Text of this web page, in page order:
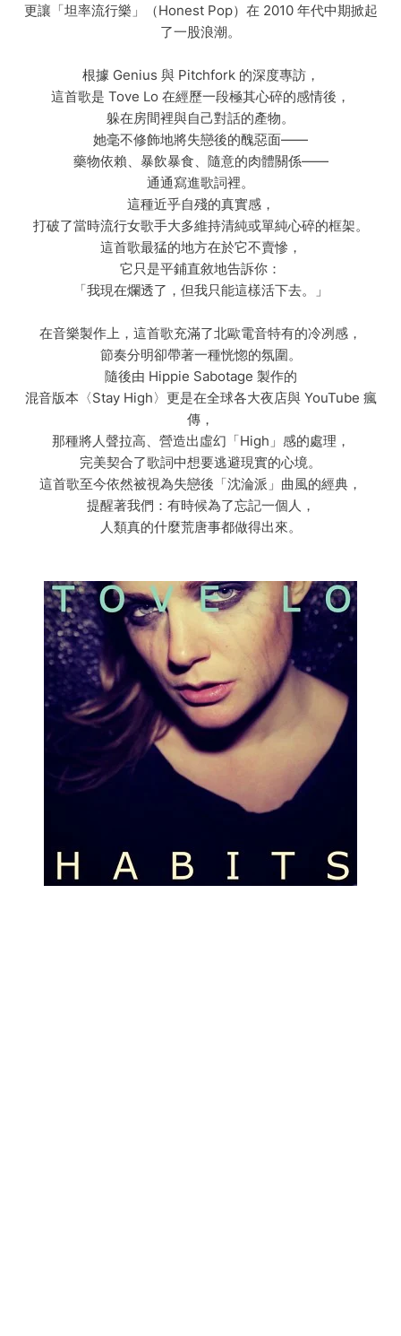
更讓「坦率流行樂」（Honest Pop）在 2010 年代中期掀起
了一股浪潮。
根據 Genius 與 Pitchfork 的深度專訪，
這首歌是 Tove Lo 在經歷一段極其心碎的感情後，
躲在房間裡與自己對話的產物。
她毫不修飾地將失戀後的醜惡面——
藥物依賴、暴飲暴食、隨意的肉體關係——
通通寫進歌詞裡。
這種近乎自殘的真實感，
打破了當時流行女歌手大多維持清純或單純心碎的框架。
這首歌最猛的地方在於它不賣慘，
它只是平鋪直敘地告訴你：
「我現在爛透了，但我只能這樣活下去。」
在音樂製作上，這首歌充滿了北歐電音特有的冷冽感，
節奏分明卻帶著一種恍惚的氛圍。
隨後由 Hippie Sabotage 製作的
混音版本〈Stay High〉更是在全球各大夜店與 YouTube 瘋
傳，
那種將人聲拉高、營造出虛幻「High」感的處理，
完美契合了歌詞中想要逃避現實的心境。
這首歌至今依然被視為失戀後「沈淪派」曲風的經典，
提醒著我們：有時候為了忘記一個人，
人類真的什麼荒唐事都做得出來。